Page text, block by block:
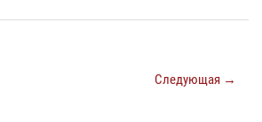
Следующая →